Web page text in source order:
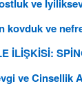
ve
kovduk ve
İLİŞKİSİ:
ve Cinsellik